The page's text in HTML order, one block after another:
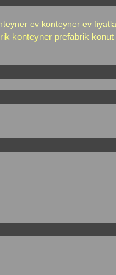
ev konteyner ev
konteyner prefabrik konut